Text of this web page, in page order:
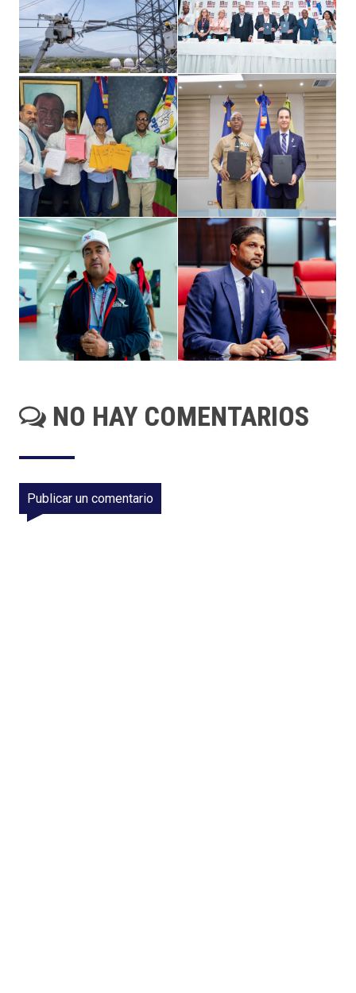
NO HAY COMENTARIOS
Publicar un comentario